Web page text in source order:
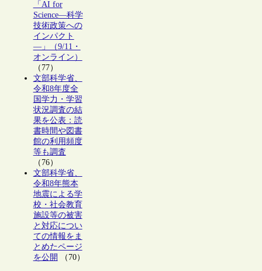
「AI for
Science―科学
技術政策への
インパクト
―」（9/11・
オンライン）
（77）
文部科学省、
令和8年度全
国学力・学習
状況調査の結
果を公表：読
書時間や図書
館の利用頻度
等も調査
（76）
文部科学省、
令和8年熊本
地震による学
校・社会教育
施設等の被害
と対応につい
ての情報をま
とめたページ
を公開
（70）